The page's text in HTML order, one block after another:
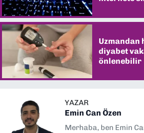
Uzmandan
diyabet
önlenebilir
YAZAR
Emin Can Özen
Merhaba, ben Emin